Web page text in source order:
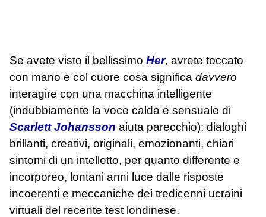
Se avete visto il bellissimo Her, avrete toccato
con mano e col cuore cosa significa davvero
interagire con una macchina intelligente
(indubbiamente la voce calda e sensuale di
Scarlett Johansson aiuta parecchio): dialoghi
brillanti, creativi, originali, emozionanti, chiari
sintomi di un intelletto, per quanto differente e
incorporeo, lontani anni luce dalle risposte
incoerenti e meccaniche dei tredicenni ucraini
virtuali del recente test londinese.